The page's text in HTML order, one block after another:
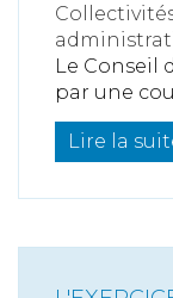
Le Conseil
par une
Lire la